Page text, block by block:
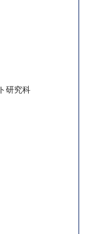
研究科